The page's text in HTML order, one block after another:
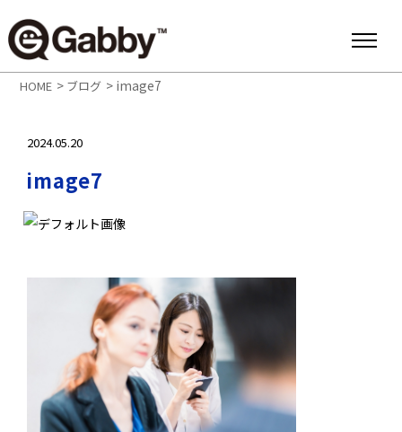
HOME > ブログ > image7
2024.05.20
image7